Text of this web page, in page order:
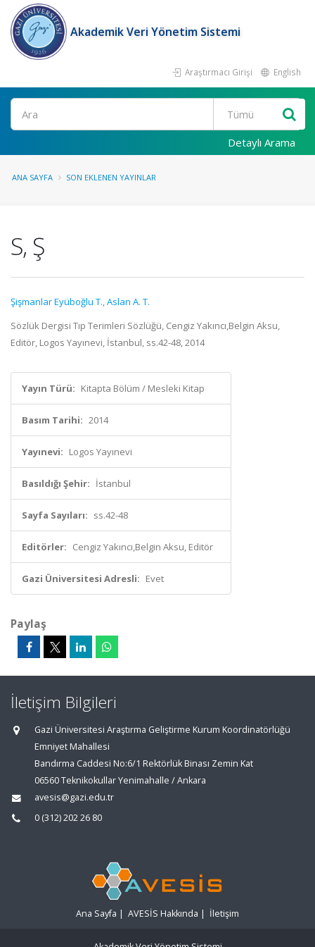
Akademik Veri Yönetim Sistemi
Araştırmacı Girişi English
Ara
Detaylı Arama
ANA SAYFA SON EKLENEN YAYINLAR
S, Ş
Şişmanlar Eyüboğlu T.,Aslan A. T.
Sözlük Dergisi Tıp Terimleri Sözlüğü, Cengiz Yakıncı,Belgin Aksu,
Editör, Logos Yayınevi, İstanbul, ss.42-48, 2014
Yayın Türü: Kitapta Bölüm / Mesleki Kitap
Basım Tarihi: 2014
Yayınevi: Logos Yayınevi
Basıldığı Şehir: İstanbul
Sayfa Sayıları: ss.42-48
Editörler: Cengiz Yakıncı,Belgin Aksu, Editör
Gazi Üniversitesi Adresli: Evet
Paylaş
İletişim Bilgileri
Gazi Üniversitesi Araştırma Geliştirme Kurum Koordinatörlüğü
Emniyet Mahallesi
Bandırma Caddesi No:6/1 Rektörlük Binası Zemin Kat
06560 Teknikokullar Yenimahalle / Ankara
avesis@gazi.edu.tr
0 (312) 202 26 80
Ana Sayfa | AVESİS Hakkında | İletişim